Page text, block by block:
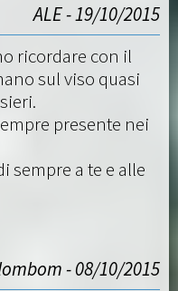
ALE - 19/10/2015
ricordare con il
sul viso quasi
presente nei
sempre a te e alle
- 08/10/2015